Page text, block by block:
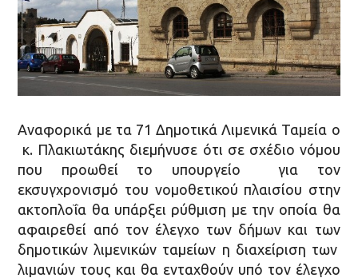
Αναφορικά με τα 71 Δημοτικά Λιμενικά Ταμεία ο
κ. Πλακιωτάκης διεμήνυσε ότι σε σχέδιο νόμου
που προωθεί το υπουργείο για τον
εκσυγχρονισμό του νομοθετικού πλαισίου στην
ακτοπλοΐα θα υπάρξει ρύθμιση με την οποία θα
αφαιρεθεί από τον έλεγχο των δήμων και των
δημοτικών λιμενικών ταμείων η διαχείριση των
λιμανιών τους και θα ενταχθούν υπό τον έλεγχο